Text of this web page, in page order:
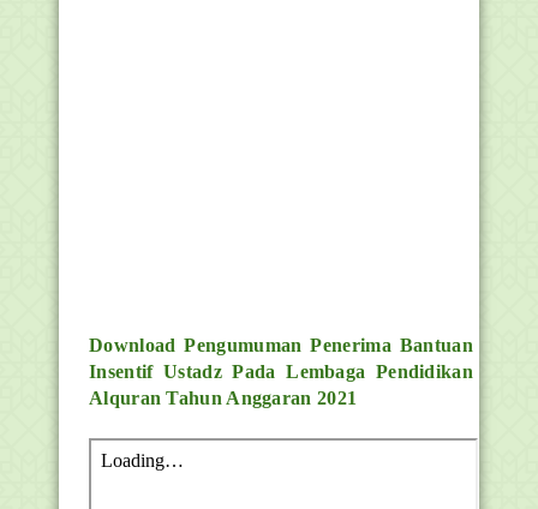
Download PengumumanPenerima Bantuan
Insentif Ustadz Pada Lembaga Pendidikan
Alquran Tahun Anggaran 2021